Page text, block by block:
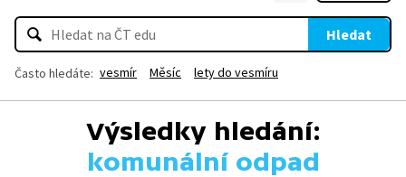
Hledat
Často hledáte: vesmír Měsíc lety do vesmíru
Výsledky hledání:
komunální odpad